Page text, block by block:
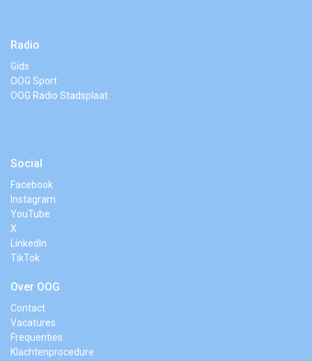
Radio
Gids
OOG Sport
OOG Radio Stadsplaat
Social
Facebook
Instagram
YouTube
X
LinkedIn
TikTok
Over OOG
Contact
Vacatures
Frequenties
Klachtenprocedure